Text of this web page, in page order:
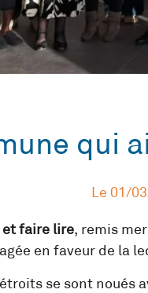
qui
Le 01/
et faire lire, remis
en faveur de la
se sont noués